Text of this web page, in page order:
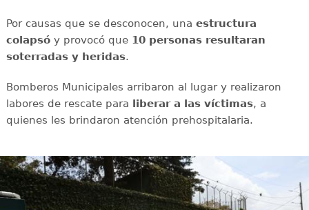
Por causas que se desconocen, una estructura
colapsóy provocó que 10 personas resultaran
soterradas y heridas.
Bomberos Municipales arribaron al lugar y realizaron
labores de rescate para liberar a las víctimas, a
quienes les brindaron atención prehospitalaria.